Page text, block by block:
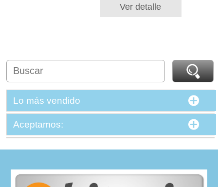
Ver detalle
Lo más vendido
Aceptamos: